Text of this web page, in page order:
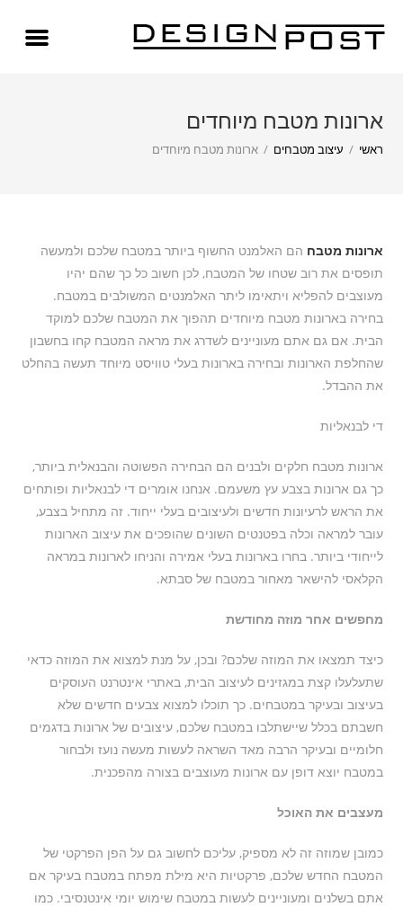
ארונות מטבח מיוחדים
ראשי / עיצוב מטבחים / ארונות מטבח מיוחדים
ארונות מטבח הם האלמנט החשוף ביותר במטבח שלכם ולמעשה
תופסים את רוב שטחו של המטבח, לכן חשוב כל כך שהם יהיו
מעוצבים להפליא ויתאימו ליתר האלמנטים המשולבים במטבח.
בחירה בארונות מטבח מיוחדים תהפוך את המטבח שלכם למוקד
הבית. אם גם אתם מעוניינים לשדרג את מראה המטבח קחו בחשבון
שהחלפת הארונות ובחירה בארונות בעלי טוויסט מיוחד תעשה בהחלט
את ההבדל.
די לבנאליות
ארונות מטבח חלקים ולבנים הם הבחירה הפשוטה והבנאלית ביותר,
כך גם ארונות בצבע עץ משעמם. אנחנו אומרים די לבנאליות ופותחים
את הראש לרעיונות חדשים ולעיצובים בעלי ייחוד. זה מתחיל בצבע,
עובר למראה וכלה בפטנטים השונים שהופכים את עיצוב הארונות
לייחודי ביותר. בחרו בארונות בעלי אמירה והניחו לארונות במראה
הקלאסי להישאר מאחור במטבח של סבתא.
מחפשים אחר מוזה מחודשת
כיצד תמצאו את המוזה שלכם? ובכן, על מנת למצוא את המוזה כדאי
שתעלעלו קצת במגזינים לעיצוב הבית, באתרי אינטרנט העוסקים
בעיצוב ובעיקר במטבחים. כך תוכלו למצוא צבעים חדשים שלא
חשבתם בכלל שיישתלבו במטבח שלכם, עיצובים של ארונות בדגמים
חלומיים ובעיקר הרבה מאד השראה לעשות מעשה נועז ולבחור
במטבח יוצא דופן עם ארונות מעוצבים בצורה מהפכנית.
מעצבים את האוכל
כמובן שמוזה זה לא מספיק, עליכם לחשוב גם על הפן הפרקטי של
המטבח החדש שלכם, פרקטיות היא מילת מפתח במטבח בעיקר אם
אתם בשלנים ומעוניינים לעשות במטבח שימוש יומי אינטנסיבי. כמו